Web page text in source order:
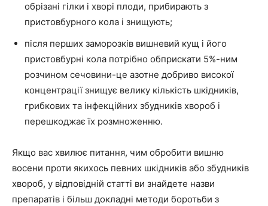
обрізані гілки і хворі плоди, прибирають з
пристовбурного кола і знищують;
після перших заморозків вишневий кущ і його
пристовбурні кола потрібно обприскати 5%-ним
розчином сечовини-це азотне добриво високої
концентрації знищує велику кількість шкідників,
грибкових та інфекційних збудників хвороб і
перешкоджає їх розмноженню.
Якщо вас хвилює питання, чим обробити вишню
восени проти якихось певних шкідників або збудників
хвороб, у відповідній статті ви знайдете назви
препаратів і більш докладні методи боротьби з